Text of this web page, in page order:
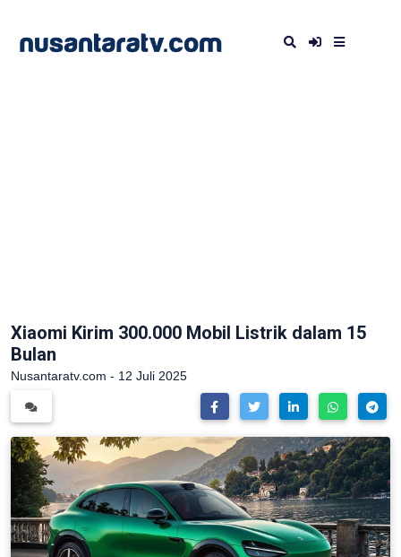
Xiaomi Kirim 300.000 Mobil Listrik dalam 15
Bulan
Nusantaratv.com - 12 Juli 2025